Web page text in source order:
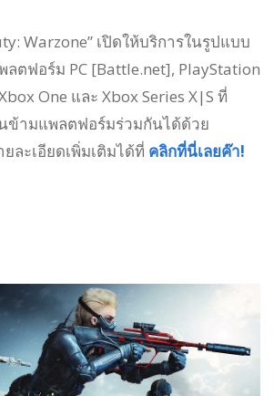
Warzone” เปิดให้บริการในรูปแบบ
ลตฟอร์ม PC [Battle.net], PlayStation
One และ Xbox Series X|S ที่
ข้ามแพลตฟอร์มร่วมกันได้ด้วย
ละเอียดเพิ่มเติมได้ที่ คลิกที่นี่เลยค๊า!